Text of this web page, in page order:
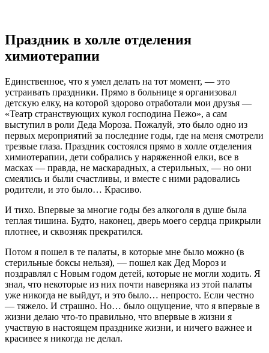
Праздник в холле отделения
химиотерапии
Единственное, что я умел делать на тот момент, — это
устраивать праздники. Прямо в больнице я организовал
детскую елку, на которой здорово отработали мои друзья —
«Театр странствующих кукол господина Пежо», а сам
выступил в роли Деда Мороза. Пожалуй, это было одно из
первых мероприятий за последние годы, где на меня смотрели
трезвые глаза. Праздник состоялся прямо в холле отделения
химиотерапии, дети собрались у наряженной елки, все в
масках — правда, не маскарадных, а стерильных, — но они
смеялись и были счастливы, и вместе с ними радовались
родители, и это было… Красиво.
И тихо. Впервые за многие годы без алкоголя в душе была
теплая тишина. Будто, наконец, дверь моего сердца прикрыли
плотнее, и сквозняк прекратился.
Потом я пошел в те палаты, в которые мне было можно (в
стерильные боксы нельзя), — пошел как Дед Мороз и
поздравлял с Новым годом детей, которые не могли ходить. Я
знал, что некоторые из них почти наверняка из этой палаты
уже никогда не выйдут, и это было… непросто. Если честно
— тяжело. И страшно. Но… было ощущение, что я впервые в
жизни делаю что-то правильно, что впервые в жизни я
участвую в настоящем празднике жизни, и ничего важнее и
красивее я никогда не делал.